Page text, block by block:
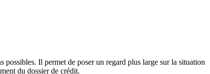
Il permet de poser un regard plus large sur la situation
du dossier de crédit.